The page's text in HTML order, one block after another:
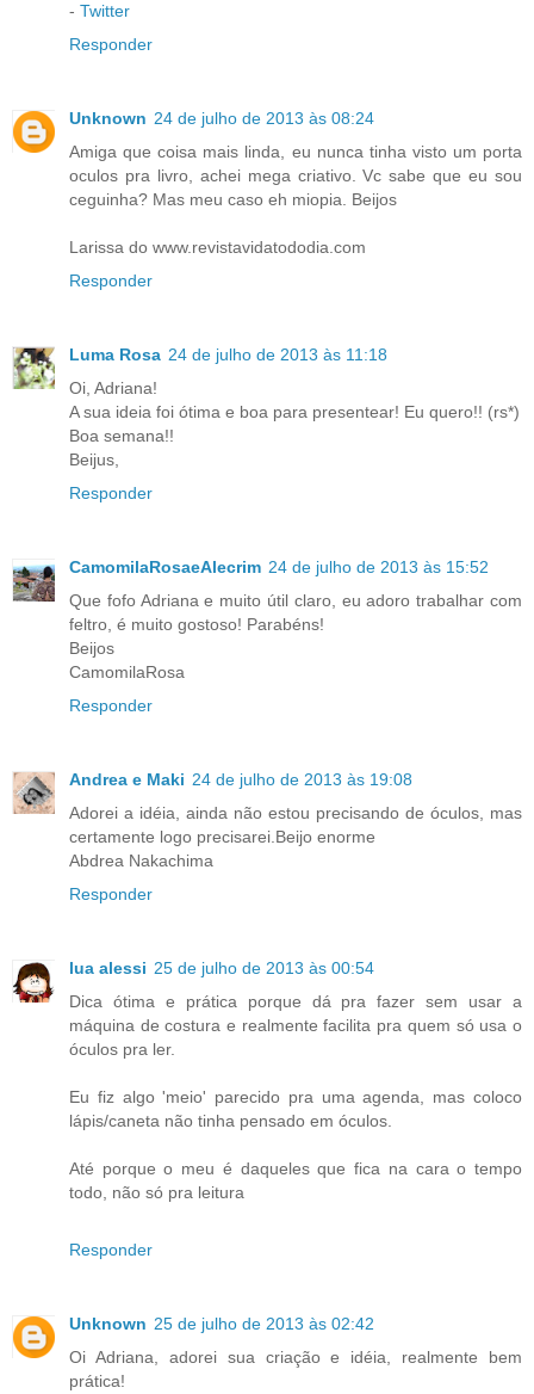
- Twitter
Responder
Unknown 24 de julho de 2013 às 08:24
Amiga que coisa mais linda, eu nunca tinha visto um porta
oculos pra livro, achei mega criativo. Vc sabe que eu sou
ceguinha? Mas meu caso eh miopia. Beijos
Larissa do www.revistavidatododia.com
Responder
Luma Rosa 24 de julho de 2013 às 11:18
Oi, Adriana!
A sua ideia foi ótima e boa para presentear! Eu quero!! (rs*)
Boa semana!!
Beijus,
Responder
CamomilaRosaeAlecrim 24 de julho de 2013 às 15:52
Que fofo Adriana e muito útil claro, eu adoro trabalhar com
feltro, é muito gostoso! Parabéns!
Beijos
CamomilaRosa
Responder
Andrea e Maki 24 de julho de 2013 às 19:08
Adorei a idéia, ainda não estou precisando de óculos, mas
certamente logo precisarei.Beijo enorme
Abdrea Nakachima
Responder
lua alessi 25 de julho de 2013 às 00:54
Dica ótima e prática porque dá pra fazer sem usar a
máquina de costura e realmente facilita pra quem só usa o
óculos pra ler.
Eu fiz algo 'meio' parecido pra uma agenda, mas coloco
lápis/caneta não tinha pensado em óculos.
Até porque o meu é daqueles que fica na cara o tempo
todo, não só pra leitura
Responder
Unknown 25 de julho de 2013 às 02:42
Oi Adriana, adorei sua criação e idéia, realmente bem
prática!